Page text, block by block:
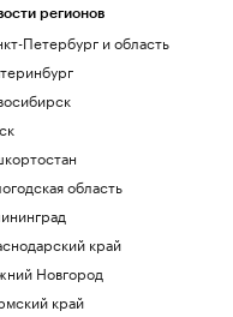
регионов
Петербург и область
область
край
Новгород
край